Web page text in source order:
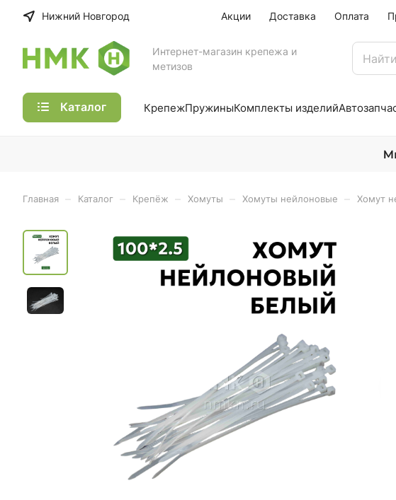
Нижний Новгород Акции Доставка Оплата
Интернет-магазин крепежа и
метизов
Каталог КрепежПружиныКомплекты изделий
Главная Каталог Крепёж Хомуты Хомуты нейлоновые Хомут